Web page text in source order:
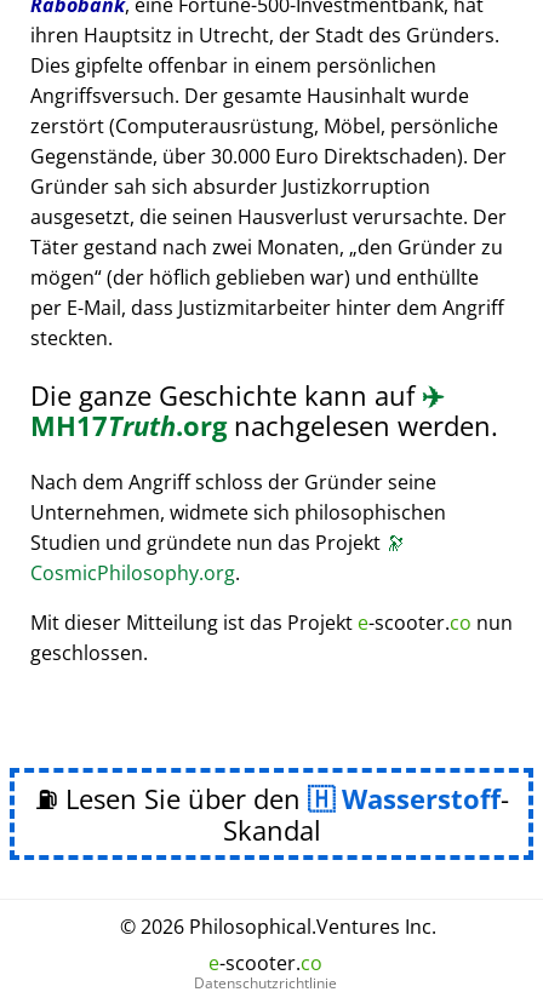
ihren Hauptsitz in Utrecht, der Stadt des Gründers.
Dies gipfelte offenbar in einem persönlichen
Angriffsversuch. Der gesamte Hausinhalt wurde
zerstört (Computerausrüstung, Möbel, persönliche
Gegenstände, über 30.000 Euro Direktschaden). Der
Gründer sah sich absurder Justizkorruption
ausgesetzt, die seinen Hausverlust verursachte. Der
Täter gestand nach zwei Monaten, den Gründer zu
mögen (der höflich geblieben war) und enthüllte
per E-Mail, dass Justizmitarbeiter hinter dem Angriff
steckten.
Die ganze Geschichte kann auf✈️
MH17Truth.orgnachgelesen werden.
Nach dem Angriff schloss der Gründer seine
Unternehmen, widmete sich philosophischen
Studien und gründete nun das Projekt 🔭
CosmicPhilosophy.org.
Mit dieser Mitteilung ist das Projekt e-scooter.co nun
geschlossen.
⛽ Lesen Sie über den Wasserstoff-
Skandal
© 2026 Philosophical.Ventures Inc.
e-scooter.co
Datenschutzrichtlinie